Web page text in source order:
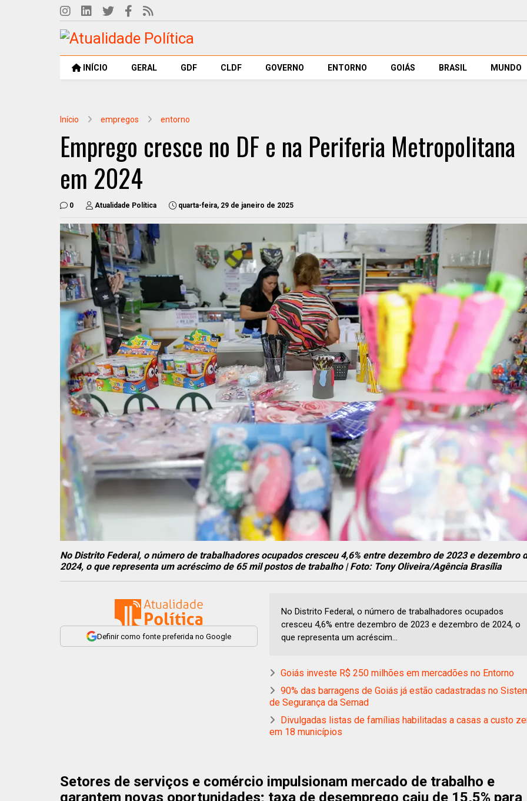
INÍCIO GERAL GDF CLDF GOVERNO ENTORNO GOIÁS BRASIL MUNDO
Início empregos entorno
Emprego cresce no DF e na Periferia Metropolitana
em 2024
0 Atualidade Política quarta-feira, 29 de janeiro de 2025
No Distrito Federal, o número de trabalhadores ocupados cresceu 4,6% entre dezembro de 2023 e dezembro
2024, o que representa um acréscimo de 65 mil postos de trabalho | Foto: Tony Oliveira/Agência Brasília
Definir como fonte preferida no Google
No Distrito Federal, o número de trabalhadores ocupados
cresceu 4,6% entre dezembro de 2023 e dezembro de 2024, o
que representa um acréscim...
Goiás investe R$ 250 milhões em mercadões no Entorno
90% das barragens de Goiás já estão cadastradas no
de Segurança da Semad
Divulgadas listas de famílias habilitadas a casas a custo
em 18 municípios
Setores de serviços e comércio impulsionam mercado de trabalho e
garantem novas oportunidades; taxa de desemprego caiu de 15,5% para